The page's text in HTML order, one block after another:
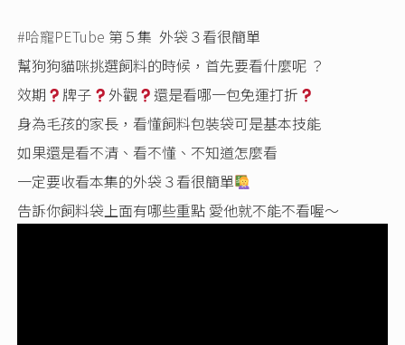
#哈寵PETube 第５集 外袋３看很簡單
幫狗狗貓咪挑選飼料的時候，首先要看什麼呢 ？
效期
牌子 外觀
還是看哪一包免運打折
身為毛孩的家長，看懂飼料包裝袋可是基本技能
如果還是看不清、看不懂、不知道怎麼看
一定要收看本集的外袋３看很簡單
告訴你飼料袋上面有哪些重點 愛他就不能不看喔～